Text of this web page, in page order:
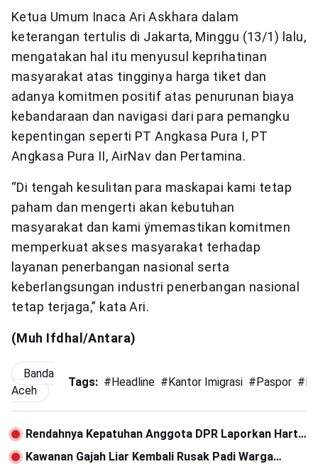
Ketua Umum Inaca Ari Askhara dalam
keterangan tertulis di Jakarta, Minggu (13/1) lalu,
mengatakan hal itu menyusul keprihatinan
masyarakat atas tingginya harga tiket dan
adanya komitmen positif atas penurunan biaya
kebandaraan dan navigasi dari para pemangku
kepentingan seperti PT Angkasa Pura I, PT
Angkasa Pura II, AirNav dan Pertamina.
“Di tengah kesulitan para maskapai kami tetap
paham dan mengerti akan kebutuhan
masyarakat dan kami ÿmemastikan komitmen
memperkuat akses masyarakat terhadap
layanan penerbangan nasional serta
keberlangsungan industri penerbangan nasional
tetap terjaga,” kata Ari.
(Muh Ifdhal/Antara)
Banda
Aceh
Tags: # Headline # Kantor Imigrasi # Paspor #
Rendahnya Kepatuhan Anggota DPR Laporkan Harta
Kekayaan
Kawanan Gajah Liar Kembali Rusak Padi Warga